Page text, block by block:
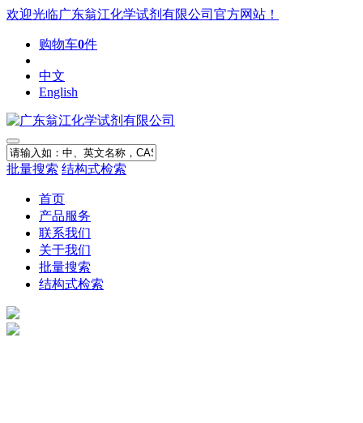
欢迎光临广东翁江化学试剂有限公司官方网站！
购物车0件
中文
English
批量搜索 结构式检索
首页
产品服务
联系我们
关于我们
批量搜索
结构式检索